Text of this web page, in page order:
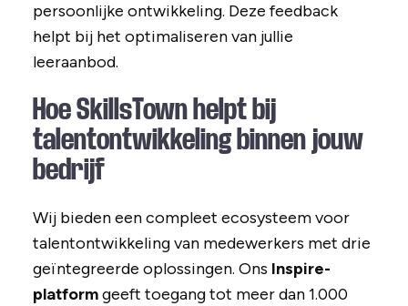
persoonlijke ontwikkeling. Deze feedback
helpt bij het optimaliseren van jullie
leeraanbod.
Hoe SkillsTown helpt bij
talentontwikkeling binnen jouw
bedrijf
Wij bieden een compleet ecosysteem voor
talentontwikkeling van medewerkers met drie
geïntegreerde oplossingen. Ons Inspire-
platformgeeft toegang tot meer dan 1.000